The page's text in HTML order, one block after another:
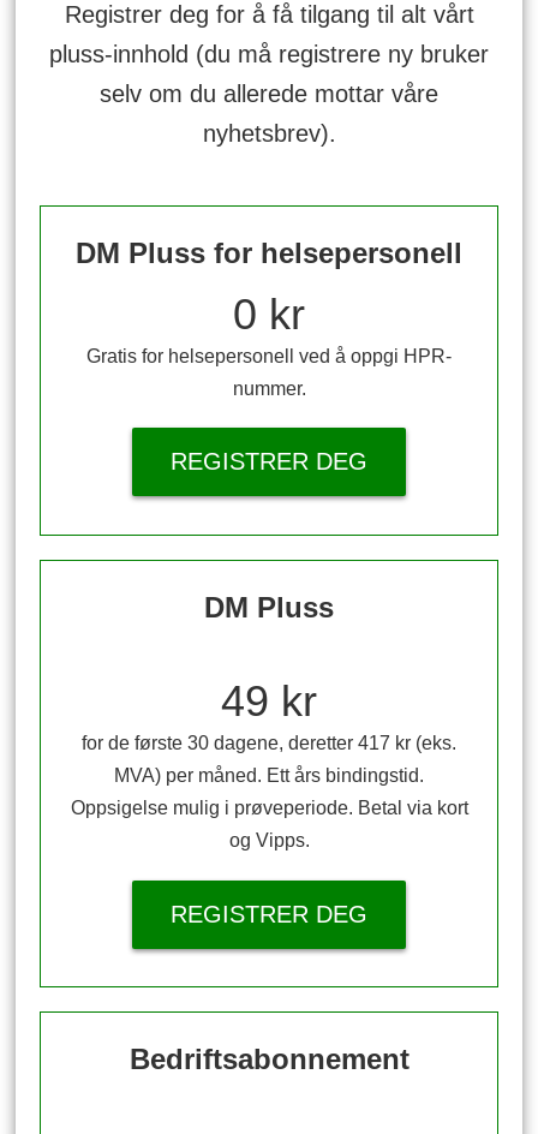
Registrer deg for å få tilgang til alt vårt
pluss-innhold (du må registrere ny bruker
selv om du allerede mottar våre
nyhetsbrev).
DM Pluss for helsepersonell
0 kr
Gratis for helsepersonell ved å oppgi HPR-
nummer.
REGISTRER DEG
DM Pluss
49 kr
for de første 30 dagene, deretter 417 kr (eks.
MVA) per måned. Ett års bindingstid.
Oppsigelse mulig i prøveperiode. Betal via kort
og Vipps.
REGISTRER DEG
Bedriftsabonnement